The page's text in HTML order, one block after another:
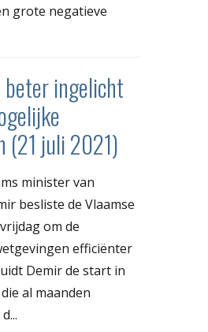
grote negatieve
beter ingelicht
(21 juli 2021)
minister van
besliste de Vlaamse
om de
efficiënter
Demir de start in
al maanden